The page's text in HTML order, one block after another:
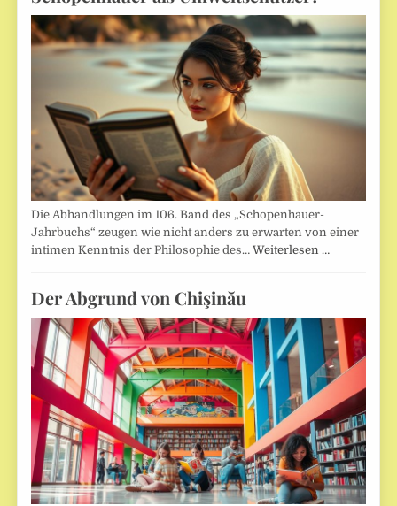
Die Abhandlungen im 106. Band des „Schopenhauer-
Jahrbuchs“ zeugen wie nicht anders zu erwarten von einer
intimen Kenntnis der Philosophie des…Weiterlesen …
Der Abgrund von Chişinău